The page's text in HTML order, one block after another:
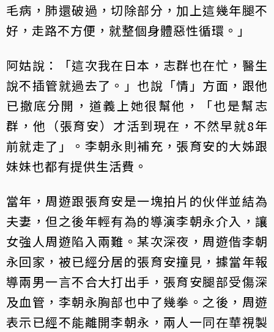
毛病，肺還破過，切除部分，加上這幾年腿不
好，走路不方便，就整個身體惡性循環。」
阿姑說：「這次我在日本，志群也在忙，醫生
說不插管就過去了。」也說「情」方面，跟他
已撤底分開，道義上她很幫他，「也是幫志
群，他（張育安）才活到現在，不然早就8年
前就走了」。李朝永則補充，張育安的大姊跟
妹妹也都有提供生活費。
當年，周遊跟張育安是一塊拍片的伙伴並結為
夫妻，但之後年輕有為的導演李朝永介入，讓
女強人周遊陷入兩難。某次深夜，周遊偕李朝
永回家，被已經分居的張育安撞見，據當年報
導兩男一言不合大打出手，張育安腿部受傷深
及血管，李朝永胸部也中了幾拳。之後，周遊
表示已經不能離開李朝永，兩人一同在華視製